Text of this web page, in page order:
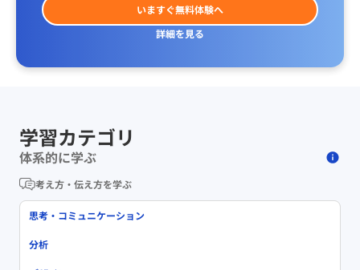
いますぐ無料体験へ
詳細を見る
学習カテゴリ
体系的に学ぶ
考え方・伝え方を学ぶ
思考・コミュニケーション
分析